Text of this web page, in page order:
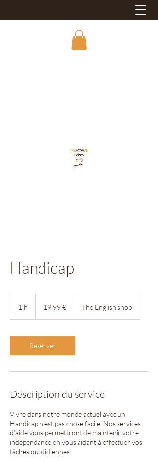
Handicap
1 h 19,99 € The English shop
Réserver
Description du service
Vivre dans notre monde actuel avec un
Handicap n’est pas chose facile. Nos services
d’aide vous permettront de maintenir votre
indépendance en vous aidant à effectuer vos
tâches quotidiennes.